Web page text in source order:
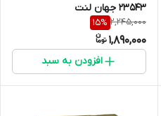
23543 جهان لنت
2,245,000
15%
1,890,000
افزودن به سبد